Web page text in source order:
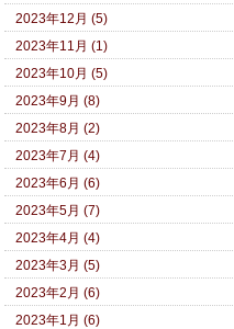
2023年12月 (5)
2023年11月 (1)
2023年10月 (5)
2023年9月 (8)
2023年8月 (2)
2023年7月 (4)
2023年6月 (6)
2023年5月 (7)
2023年4月 (4)
2023年3月 (5)
2023年2月 (6)
2023年1月 (6)